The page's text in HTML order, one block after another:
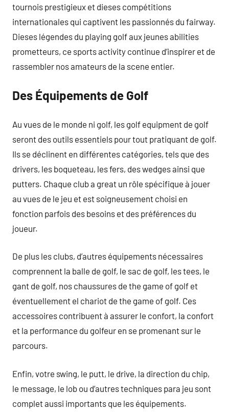
tournois prestigieux et dieses compétitions
internationales qui captivent les passionnés du fairway.
Dieses légendes du playing golf aux jeunes abilities
prometteurs, ce sports activity continue d’inspirer et de
rassembler nos amateurs de la scene entier.
Des Équipements de Golf
Au vues de le monde ni golf, les golf equipment de golf
seront des outils essentiels pour tout pratiquant de golf.
Ils se déclinent en différentes catégories, tels que des
drivers, les boqueteau, les fers, des wedges ainsi que
putters. Chaque club a great un rôle spécifique à jouer
au vues de le jeu et est soigneusement choisi en
fonction parfois des besoins et des préférences du
joueur.
De plus les clubs, d’autres équipements nécessaires
comprennent la balle de golf, le sac de golf, les tees, le
gant de golf, nos chaussures de the game of golf et
éventuellement el chariot de the game of golf. Ces
accessoires contribuent à assurer le confort, la confort
et la performance du golfeur en se promenant sur le
parcours.
Enfin, votre swing, le putt, le drive, la direction du chip,
le message, le lob ou d’autres techniques para jeu sont
complet aussi importants que les équipements.